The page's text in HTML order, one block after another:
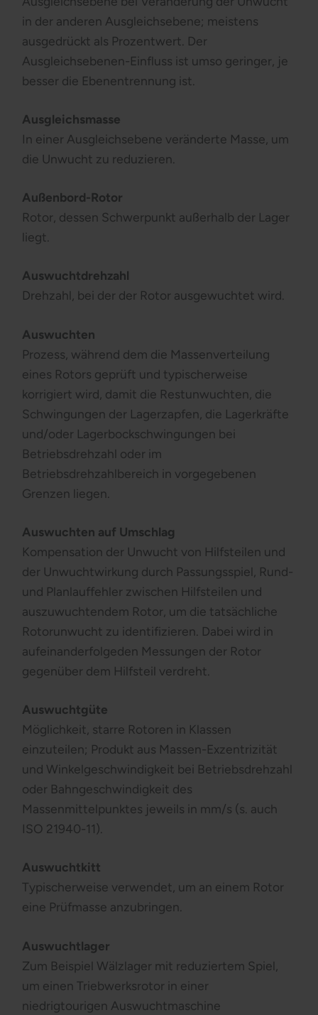
in der anderen Ausgleichsebene; meistens
ausgedrückt als Prozentwert. Der
Ausgleichsebenen-Einfluss ist umso geringer, je
besser die Ebenentrennung ist.
Ausgleichsmasse
In einer Ausgleichsebene veränderte Masse, um
die Unwucht zu reduzieren.
Außenbord-Rotor
Rotor, dessen Schwerpunkt außerhalb der Lager
liegt.
Auswuchtdrehzahl
Drehzahl, bei der der Rotor ausgewuchtet wird.
Auswuchten
Prozess, während dem die Massenverteilung
eines Rotors geprüft und typischerweise
korrigiert wird, damit die Restunwuchten, die
Schwingungen der Lagerzapfen, die Lagerkräfte
und/oder Lagerbockschwingungen bei
Betriebsdrehzahl oder im
Betriebsdrehzahlbereich in vorgegebenen
Grenzen liegen.
Auswuchten auf Umschlag
Kompensation der Unwucht von Hilfsteilen und
der Unwuchtwirkung durch Passungsspiel, Rund-
und Planlauffehler zwischen Hilfsteilen und
auszuwuchtendem Rotor, um die tatsächliche
Rotorunwucht zu identifizieren. Dabei wird in
aufeinanderfolgeden Messungen der Rotor
gegenüber dem Hilfsteil verdreht.
Auswuchtgüte
Möglichkeit, starre Rotoren in Klassen
einzuteilen; Produkt aus Massen-Exzentrizität
und Winkelgeschwindigkeit bei Betriebsdrehzahl
oder Bahngeschwindigkeit des
Massenmittelpunktes jeweils in mm/s (s. auch
ISO 21940-11).
Auswuchtkitt
Typischerweise verwendet, um an einem Rotor
eine Prüfmasse anzubringen.
Auswuchtlager
Zum Beispiel Wälzlager mit reduziertem Spiel,
um einen Triebwerksrotor in einer
niedrigtourigen Auswuchtmaschine